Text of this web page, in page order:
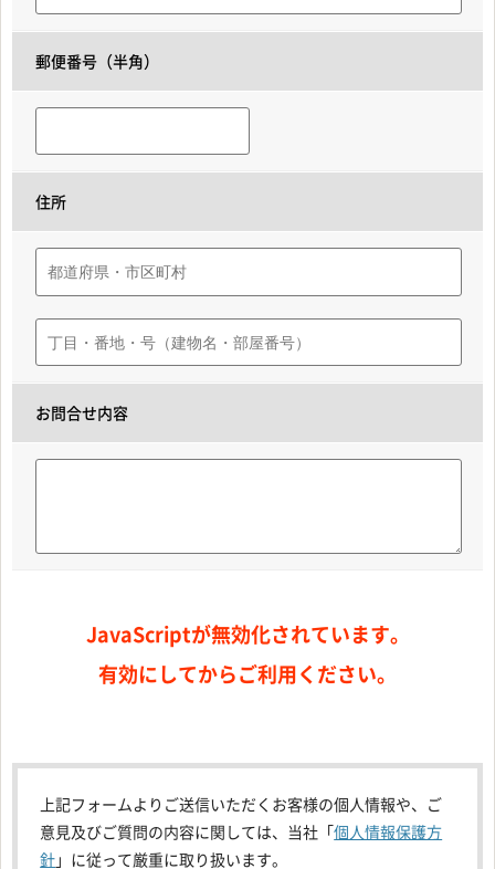
郵便番号（半角）
住所
お問合せ内容
JavaScriptが無効化されています。
有効にしてからご利用ください。
上記フォームよりご送信いただくお客様の個人情報や、ご
意見及びご質問の内容に関しては、当社「個人情報保護方
針」に従って厳重に取り扱います。